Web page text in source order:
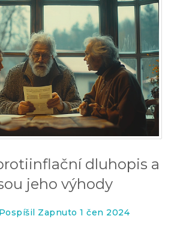
dluhopis a
jeho výhody
Zapnuto 1 čen 2024